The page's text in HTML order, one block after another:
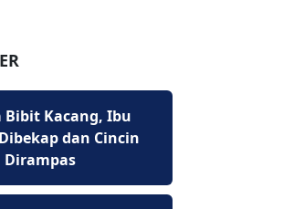
Kacang, Ibu
dan Cincin
Dirampas